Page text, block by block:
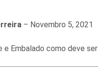
– Novembro 5, 2021
e Embalado como deve ser